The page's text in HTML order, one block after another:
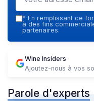
* En remplissant ce
à des fins
partenaires.
Wine Insiders
Ajoutez-nous à vos
Parole d'experts